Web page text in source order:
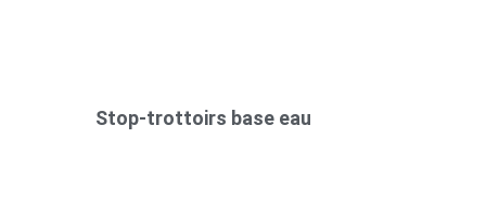
Stop-trottoirs base eau